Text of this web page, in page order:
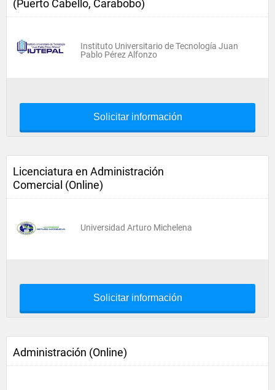
(Puerto Cabello, Carabobo)
Instituto Universitario de Tecnología Juan
Pablo Pérez Alfonzo
Solicitar información
Licenciatura en Administración
Comercial (Online)
Universidad Arturo Michelena
Solicitar información
Administración (Online)